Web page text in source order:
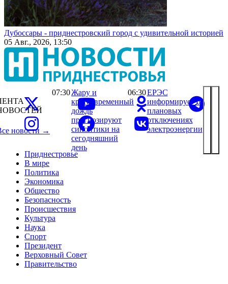
Дубоссары - приднестровский город с удивительной историей
05 Авг., 2026, 13:50
Приднестровье
В мире
Политика
Экономика
Общество
Безопасность
Происшествия
Культура
Наука
Спорт
Президент
Верховный Совет
Правительство
новости →
07:30Жару и
кратковременный
дождь
прогнозируют
синоптики на
сегодняшний
день
06:30ЕРЭС
информирует о
плановых
отключениях
электроэнергии